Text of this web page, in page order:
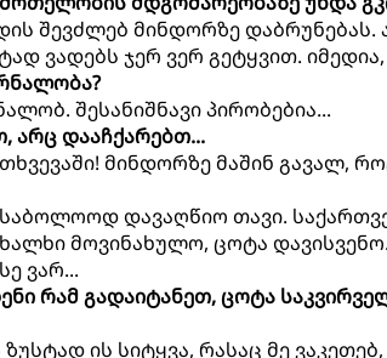
შევძლებ მინდორზე
ვადებს ჯერ ვერ გეტყვით.
შესანიშნავი პირობებია...
არც დააჩქარებთ...
მინდორზე მაშინ გავალ,
დავაღწიო თავი.
მოვინახულო, ცოტა
ვარ...
რამ გადაიტანეთ, ცოტა
ის სიტყვა, რასაც მე